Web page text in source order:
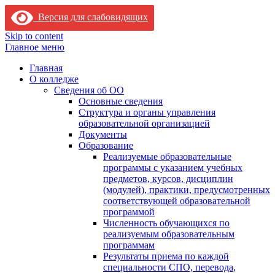
Версия для слабовидящих
Skip to content
Главное меню
Главная
О колледже
Сведения об ОО
Основные сведения
Структура и органы управления
образовательной организацией
Документы
Образование
Реализуемые образовательные
программы с указанием учебных
предметов, курсов, дисциплин
(модулей), практики, предусмотренных
соответствующей образовательной
программой
Численность обучающихся по
реализуемым образовательным
программам
Результаты приема по каждой
специальности СПО, перевода,